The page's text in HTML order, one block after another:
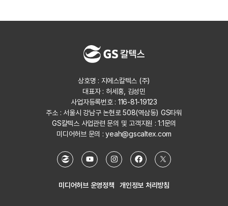
상호명 : 지에스칼텍스 (주)
대표자 : 허세홍, 김성민
사업자등록번호 : 116-81-19123
주소 : 서울시 강남구 논현로 508(역삼동) GS타워
GS칼텍스 사업관련 문의 및 고객지원 :1:1문의
미디어허브 문의 :yeah@gscaltex.com
미디어허브 운영정책 개인정보 처리방침